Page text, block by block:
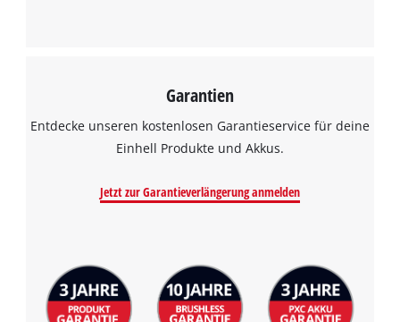
Garantien
Entdecke unseren kostenlosen Garantieservice für deine
Einhell Produkte und Akkus.
Jetzt zur Garantieverlängerung anmelden